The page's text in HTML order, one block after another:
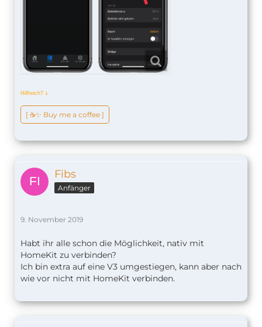
Hilfreich? ↆ
[ ☕️✨ Buy me a coffee ]
Fibs
Anfänger
9. November 2019
Habt ihr alle schon die Möglichkeit, nativ mit
HomeKit zu verbinden?
Ich bin extra auf eine V3 umgestiegen, kann aber nach
wie vor nicht mit HomeKit verbinden.